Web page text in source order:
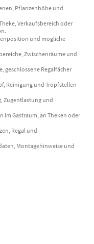
Pflanzenhöhe und
Verkaufsbereich oder
und mögliche
Zwischenräume und
geschlossene Regalfächer
Reinigung und Tropfstellen
Zugentlastung und
im Gastraum, an Theken oder
Regal und
Montagehinweise und